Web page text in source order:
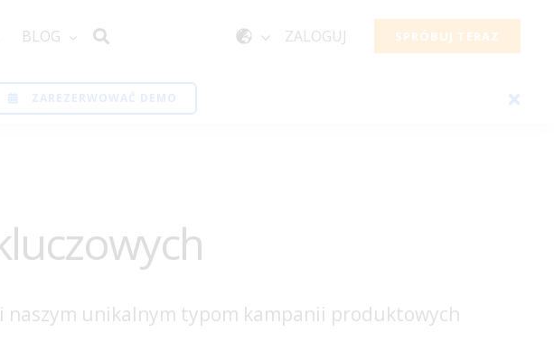
BLOG ZALOGUJ SPRÓBUJ TERAZ
ZAREZERWOWAĆ DEMO
naszym unikalnym typom kampanii produktowych